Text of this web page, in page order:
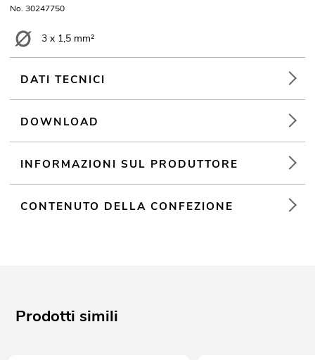
No. 30247750
3 x 1,5 mm²
DATI TECNICI
DOWNLOAD
INFORMAZIONI SUL PRODUTTORE
CONTENUTO DELLA CONFEZIONE
Prodotti simili